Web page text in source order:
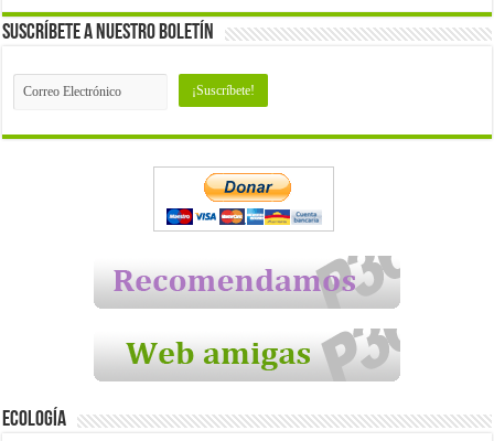
Suscríbete a nuestro Boletín
Ecología